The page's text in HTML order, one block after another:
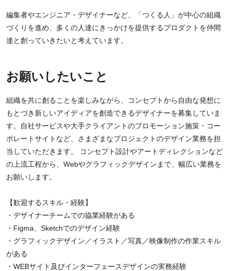
編集者やエンジニア・デザイナーなど、「つくる人」が中心の組織
づくりを進め、多くの人達にきっかけを提供するプロダクトを仲間
達と創っていきたいと考えています。
お願いしたいこと
組織を共に創ることを楽しみながら、コンセプトから自由な発想に
もとづき新しいアイディアを創造できるデザイナーを募集していま
す。自社サービスや大手クライアントのプロモーション施策・コー
ポレートサイトなど、さまざまなプロジェクトのデザイン業務を担
当していただきます。 コンセプト設計やアートディレクションなど
の上流工程から、Webやグラフィックデザインまで、幅広い業務を
お願いします。
【歓迎するスキル・経験】
・デザイナーチームでの協業経験がある
・Figma、Sketchでのデザイン経験
・グラフィックデザイン／イラスト／写真／映像制作の作業スキル
がある
・WEBサイト及びインターフェースデザインの実務経験